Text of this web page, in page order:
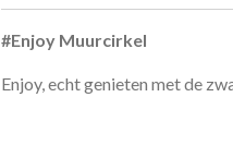
#Enjoy Muurcirkel
Enjoy, echt genieten met de